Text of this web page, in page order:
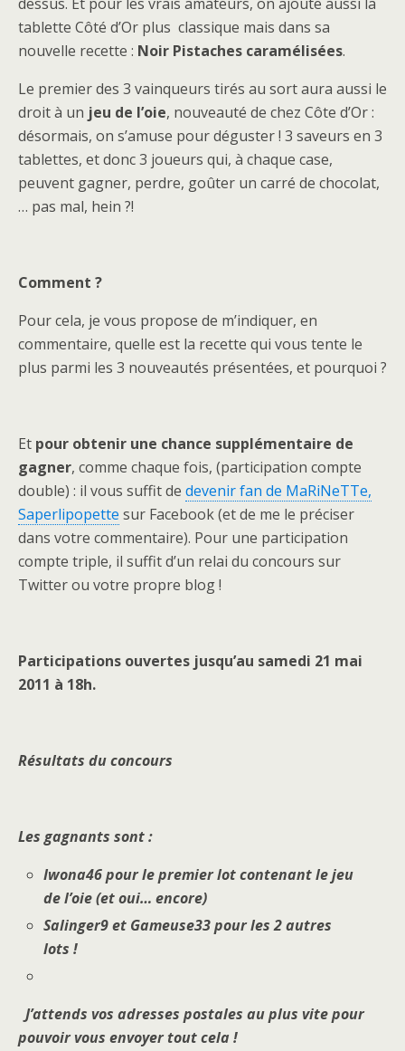
tablette Côté d’Or plus classique mais dans sa
nouvelle recette : Noir Pistaches caramélisées.
Le premier des 3 vainqueurs tirés au sort aura aussi le
droit à un jeu de l’oie, nouveauté de chez Côte d’Or :
désormais, on s’amuse pour déguster ! 3 saveurs en 3
tablettes, et donc 3 joueurs qui, à chaque case,
peuvent gagner, perdre, goûter un carré de chocolat,
… pas mal, hein ?!
Comment ?
Pour cela, je vous propose de m’indiquer, en
commentaire, quelle est la recette qui vous tente le
plus parmi les 3 nouveautés présentées, et pourquoi ?
Et pour obtenir une chance supplémentaire de
gagner, comme chaque fois, (participation compte
double) : il vous suffit de devenir fan de MaRiNeTTe,
Saperlipopette sur Facebook (et de me le préciser
dans votre commentaire). Pour une participation
compte triple, il suffit d’un relai du concours sur
Twitter ou votre propre blog !
Participations ouvertes jusqu’au samedi 21 mai
2011 à 18h.
Résultats du concours
Les gagnants sont :
Iwona46 pour le premier lot contenant le jeu
de l’oie (et oui… encore)
Salinger9 et Gameuse33 pour les 2 autres
lots !
J’attends vos adresses postales au plus vite pour
pouvoir vous envoyer tout cela !